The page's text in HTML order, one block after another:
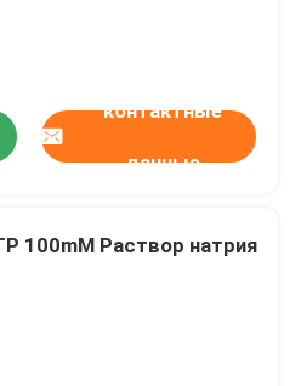
контактные
данные
100mM Раствор натрия